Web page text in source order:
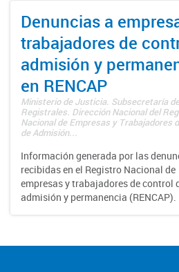
Denuncias a
trabajadores de
admisión y
en RENCAP
Ministerio de Justicia. Subsecretaría
Registrales. Dirección Nacional del
Nacional de Empresas y Trabajadores
de Admisión...
Información generada por las
recibidas en el Registro Nacional de
empresas y trabajadores de control
admisión y permanencia (RENCAP).